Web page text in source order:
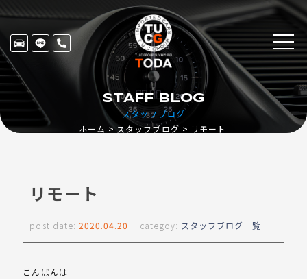
スタッフブログ
STAFF BLOG
ホーム スタッフブログ リモート
リモート
post date: 2020.04.20 categoy: スタッフブログ一覧
こんばんは